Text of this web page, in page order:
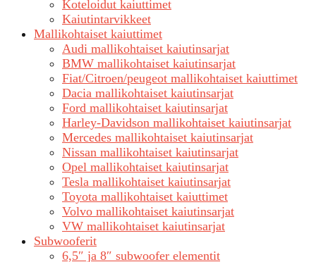
Koteloidut kaiuttimet
Kaiutintarvikkeet
Mallikohtaiset kaiuttimet
Audi mallikohtaiset kaiutinsarjat
BMW mallikohtaiset kaiutinsarjat
Fiat/Citroen/peugeot mallikohtaiset kaiuttimet
Dacia mallikohtaiset kaiutinsarjat
Ford mallikohtaiset kaiutinsarjat
Harley-Davidson mallikohtaiset kaiutinsarjat
Mercedes mallikohtaiset kaiutinsarjat
Nissan mallikohtaiset kaiutinsarjat
Opel mallikohtaiset kaiutinsarjat
Tesla mallikohtaiset kaiutinsarjat
Toyota mallikohtaiset kaiuttimet
Volvo mallikohtaiset kaiutinsarjat
VW mallikohtaiset kaiutinsarjat
Subwooferit
6,5″ ja 8″ subwoofer elementit